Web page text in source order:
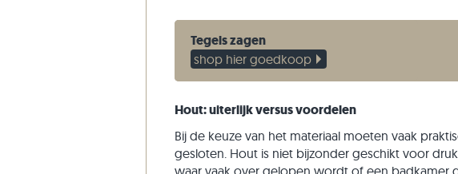
Tegels zagen
shop hier goedkoop
Hout: uiterlijk versus voordelen
Bij de keuze van het materiaal moeten vaak
gesloten. Hout is niet bijzonder geschikt voor
waar vaak over gelopen wordt of een badkamer